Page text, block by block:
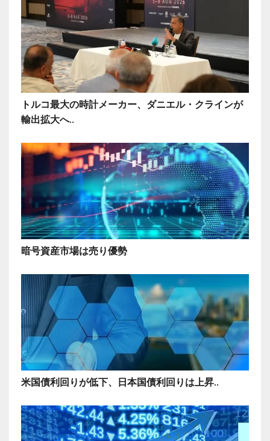
トルコ最大の時計メーカー、ダニエル・クラインが
輸出拡大へ..
暗号資産市場は売り優勢
米国債利回りが低下、日本国債利回りは上昇..